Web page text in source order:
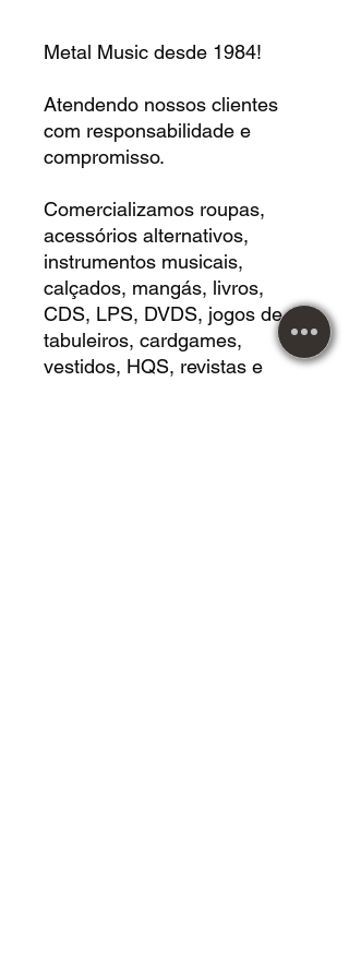
Metal Music desde 1984!
Atendendo nossos clientes
com responsabilidade e
compromisso.
Comercializamos roupas,
acessórios alternativos,
instrumentos musicais,
calçados, mangás, livros,
CDS, LPS, DVDS, jogos de
tabuleiros, cardgames,
vestidos, HQS, revistas e